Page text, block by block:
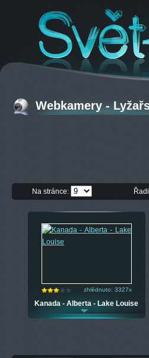
Webkamery -
Na stránce:
zhlédnuto: 3327x
Kanada - Alberta - Lake Louise